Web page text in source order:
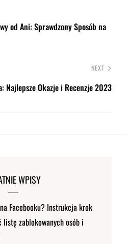
od Ani: Sprawdzony Sposób na
NEXT
Najlepsze Okazje i Recenzje 2023
WPISY
Facebooku? Instrukcja krok
zablokowanych osób i